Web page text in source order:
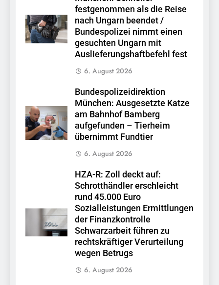
festgenommen als die Reise
nach Ungarn beendet /
Bundespolizei nimmt einen
gesuchten Ungarn mit
Auslieferungshaftbefehl fest
6. August 2026
Bundespolizeidirektion
München: Ausgesetzte Katze
am Bahnhof Bamberg
aufgefunden – Tierheim
übernimmt Fundtier
6. August 2026
HZA-R: Zoll deckt auf:
Schrotthändler erschleicht
rund 45.000 Euro
Sozialleistungen Ermittlungen
der Finanzkontrolle
Schwarzarbeit führen zu
rechtskräftiger Verurteilung
wegen Betrugs
6. August 2026